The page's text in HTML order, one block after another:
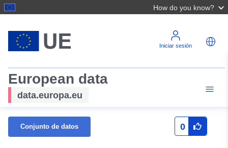
How do you know?
Iniciar sesión
European data
data.europa.eu
Conjunto de datos 0